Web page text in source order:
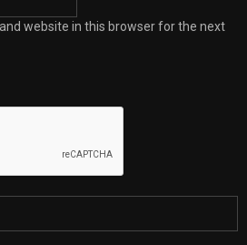
website in this browser for the next